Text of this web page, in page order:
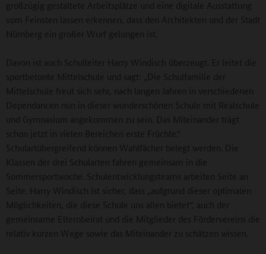
großzügig gestaltete Arbeitsplätze und eine digitale Ausstattung
vom Feinsten lassen erkennen, dass den Architekten und der Stadt
Nürnberg ein großer Wurf gelungen ist.
Davon ist auch Schulleiter Harry Windisch überzeugt. Er leitet die
sportbetonte Mittelschule und sagt: „Die Schulfamilie der
Mittelschule freut sich sehr, nach langen Jahren in verschiedenen
Dependancen nun in dieser wunderschönen Schule mit Realschule
und Gymnasium angekommen zu sein. Das Miteinander trägt
schon jetzt in vielen Bereichen erste Früchte.“
Schulartübergreifend können Wahlfächer belegt werden. Die
Klassen der drei Schularten fahren gemeinsam in die
Sommersportwoche. Schulentwicklungsteams arbeiten Seite an
Seite. Harry Windisch ist sicher, dass „aufgrund dieser optimalen
Möglichkeiten, die diese Schule uns allen bietet“, auch der
gemeinsame Elternbeirat und die Mitglieder des Fördervereins die
relativ kurzen Wege sowie das Miteinander zu schätzen wissen.